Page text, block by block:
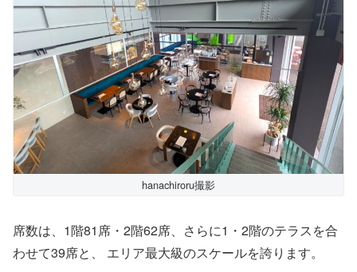
hanachiroru撮影
席数は、1階81席・2階62席、さらに1・2階のテラスを合
わせて39席と、 エリア最大級のスケールを誇ります。